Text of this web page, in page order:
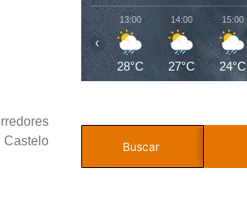
Castelo
13:00
28°C
14:00
27°C
15:00
24°C
‹